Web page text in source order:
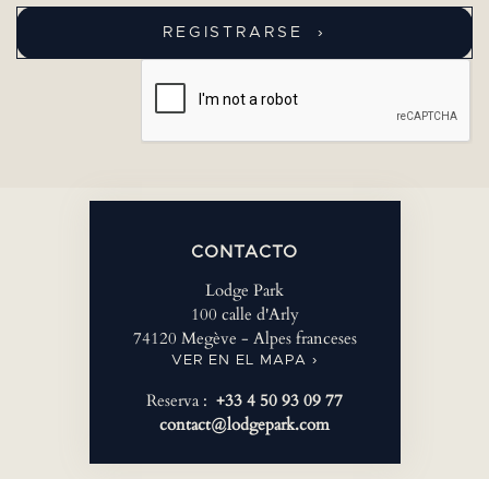
CONTACTO
Lodge Park
100 calle d'Arly
74120 Megève - Alpes franceses
VER EN EL MAPA ›
Reserva : +33 4 50 93 09 77
contact@lodgepark.com